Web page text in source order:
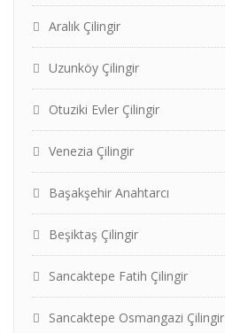
Aralık Çilingir
Uzunköy Çilingir
Otuziki Evler Çilingir
Venezia Çilingir
Başakşehir Anahtarcı
Beşiktaş Çilingir
Sancaktepe Fatih Çilingir
Sancaktepe Osmangazi Çilingir